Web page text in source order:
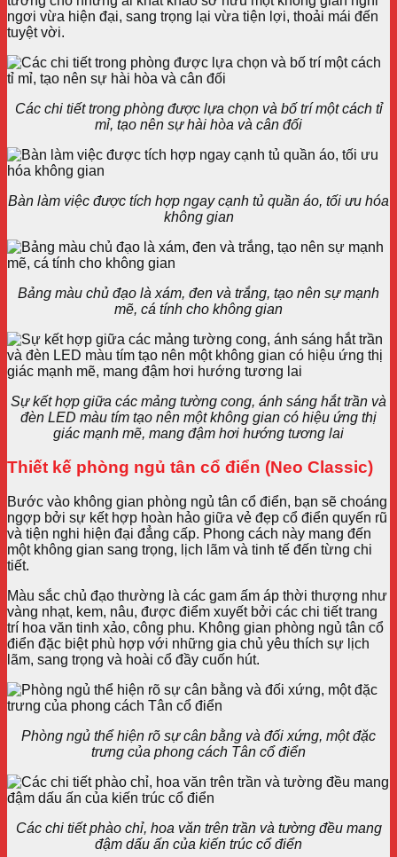
ngơi vừa hiện đại, sang trọng lại vừa tiện lợi, thoải mái đến
tuyệt vời.
Các chi tiết trong phòng được lựa chọn và bố trí một cách tỉ
mỉ, tạo nên sự hài hòa và cân đối
Bàn làm việc được tích hợp ngay cạnh tủ quần áo, tối ưu hóa
không gian
Bảng màu chủ đạo là xám, đen và trắng, tạo nên sự mạnh
mẽ, cá tính cho không gian
Sự kết hợp giữa các mảng tường cong, ánh sáng hắt trần và
đèn LED màu tím tạo nên một không gian có hiệu ứng thị
giác mạnh mẽ, mang đậm hơi hướng tương lai
Thiết kế phòng ngủ tân cổ điển (Neo Classic)
Bước vào không gian phòng ngủ tân cổ điển, bạn sẽ choáng
ngợp bởi sự kết hợp hoàn hảo giữa vẻ đẹp cổ điển quyến rũ
và tiện nghi hiện đại đẳng cấp. Phong cách này mang đến
một không gian sang trọng, lịch lãm và tinh tế đến từng chi
tiết.
Màu sắc chủ đạo thường là các gam ấm áp thời thượng như
vàng nhạt, kem, nâu, được điểm xuyết bởi các chi tiết trang
trí hoa văn tinh xảo, công phu. Không gian phòng ngủ tân cổ
điển đặc biệt phù hợp với những gia chủ yêu thích sự lịch
lãm, sang trọng và hoài cổ đầy cuốn hút.
Phòng ngủ thể hiện rõ sự cân bằng và đối xứng, một đặc
trưng của phong cách Tân cổ điển
Các chi tiết phào chỉ, hoa văn trên trần và tường đều mang
đậm dấu ấn của kiến trúc cổ điển